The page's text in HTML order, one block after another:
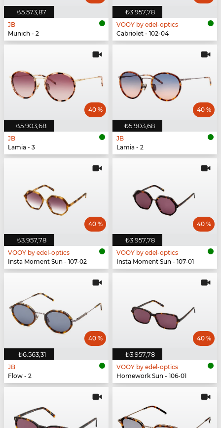
₺5.573,87
JB
Munich - 2
₺3.957,78
VOOY by edel-optics
Cabriolet - 102-04
₺5.903,68
40 %
JB
Lamia - 3
₺5.903,68
40 %
JB
Lamia - 2
₺3.957,78
40 %
VOOY by edel-optics
Insta Moment Sun - 107-02
₺3.957,78
40 %
VOOY by edel-optics
Insta Moment Sun - 107-01
₺6.563,31
40 %
JB
Flow - 2
₺3.957,78
40 %
VOOY by edel-optics
Homework Sun - 106-01